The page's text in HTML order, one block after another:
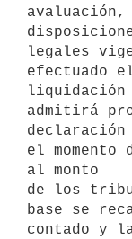
avaluación,
legales
efectuado
liquidación
admitirá
el momento
al monto
de los
base se
contado y